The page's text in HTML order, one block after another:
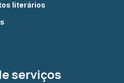
literários
serviços